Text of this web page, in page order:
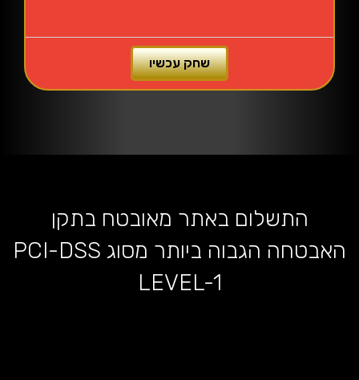
שחק עכשיו
התשלום באתר מאובטח בתקן
האבטחה הגבוה ביותר מסוג PCI-DSS
LEVEL-1